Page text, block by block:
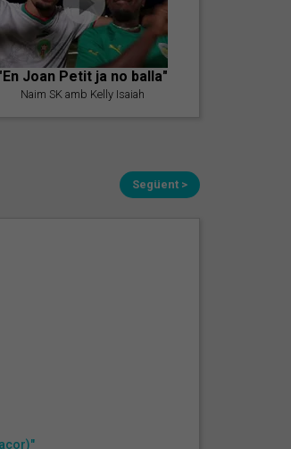
Joan Petit ja no balla"
Naim SK amb Kelly Isaiah
Següent >